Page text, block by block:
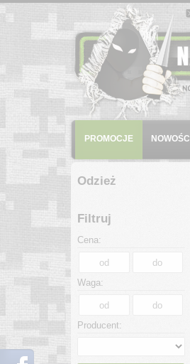
Menu
PROMOCJE NOWOŚCI
Odzież
Filtruj
Cena:
Waga:
Producent: